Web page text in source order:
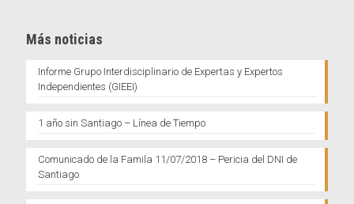
Más noticias
Informe Grupo Interdisciplinario de Expertas y Expertos
Independientes (GIEEI)
1 año sin Santiago – Línea de Tiempo
Comunicado de la Famila 11/07/2018 – Pericia del DNI de
Santiago